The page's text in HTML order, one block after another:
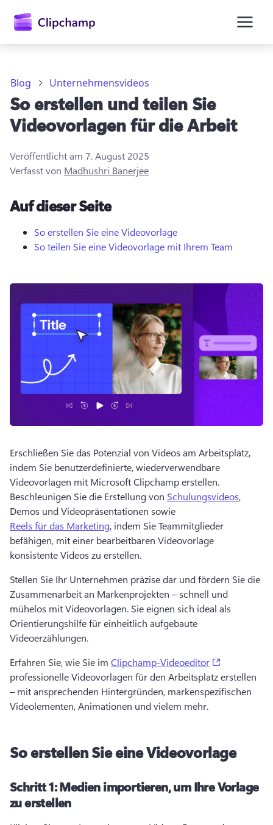
Anmelden
Blog Unternehmensvideos
So erstellen und teilen Sie
Videovorlagen für die Arbeit
Veröffentlicht am 7. August 2025
Verfasst von Madhushri Banerjee
Auf dieser Seite
So erstellen Sie eine Videovorlage
So teilen Sie eine Videovorlage mit Ihrem Team
Erschließen Sie das Potenzial von Videos am Arbeitsplatz,
indem Sie benutzerdefinierte, wiederverwendbare
Beschleunigen Sie die Erstellung von Schulungsvideos,
Demos und Videopräsentationen sowie
Reels für das Marketing, indem Sie Teammitglieder
befähigen, mit einer bearbeitbaren Videovorlage
konsistente Videos zu erstellen.
Stellen Sie Ihr Unternehmen präzise dar und fördern Sie die
Zusammenarbeit an Markenprojekten – schnell und
mühelos mit Videovorlagen. Sie eignen sich ideal als
Orientierungshilfe für einheitlich aufgebaute
Videoerzählungen.
Erfahren Sie, wie Sie im Clipchamp-Videoeditor
professionelle Videovorlagen für den Arbeitsplatz erstellen
– mit ansprechenden Hintergründen, markenspezifischen
Videolementen, Animationen und vielem mehr.
So erstellen Sie eine Videovorlage
Schritt 1:Medien importieren, um Ihre Vorlage
zu erstellen